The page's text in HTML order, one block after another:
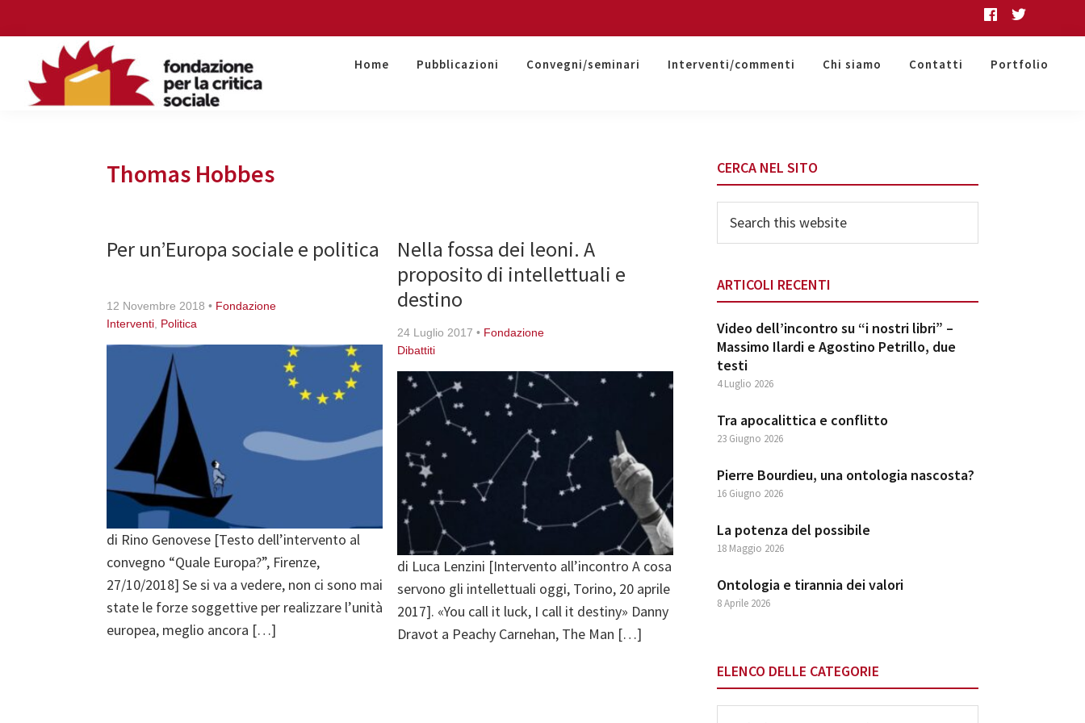
to
primary
navigation
to
content
to
primary
sidebar
to
Home Pubblicazioni Convegni/seminari Interventi/commenti Chi siamo Contatti Portfolio
Thomas Hobbes
Per un’Europa sociale e politica
12 Novembre 2018 • Fondazione
Interventi Politica
di Rino Genovese [Testo dell’intervento al
convegno “Quale Europa?”, Firenze,
27/10/2018] Se si va a vedere, non ci sono mai
state le forze soggettive per realizzare l’unità
europea, meglio ancora […]
Nella fossa dei leoni. A
proposito di intellettuali e
destino
24 Luglio 2017 • Fondazione
Dibattiti
di Luca Lenzini [Intervento all’incontro A cosa
servono gli intellettuali oggi, Torino, 20 aprile
2017]. «You call it luck, I call it destiny» Danny
Dravot a Peachy Carnehan, The Man […]
Primary
Sidebar
CERCA NEL SITO
this
ARTICOLI RECENTI
Video dell’incontro su “i nostri libri” –
Massimo Ilardi e Agostino Petrillo, due
testi
4 Luglio 2026
Tra apocalittica e conflitto
23 Giugno 2026
Pierre Bourdieu, una ontologia nascosta?
16 Giugno 2026
La potenza del possibile
18 Maggio 2026
Ontologia e tirannia dei valori
8 Aprile 2026
ELENCO DELLE CATEGORIE